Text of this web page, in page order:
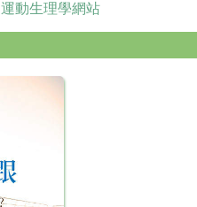
運動生理學網站